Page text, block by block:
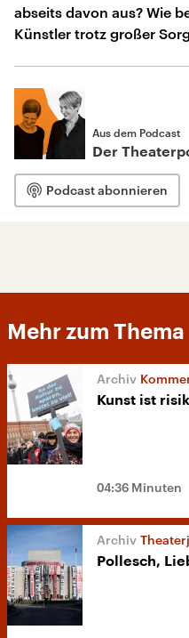
abseits davon aus? Wie
Künstler trotz großer
Aus dem Podcast
Der
Podcast abonnieren
Mehr zum Thema
Kunst ist
04:36 Minuten
Pollesch,